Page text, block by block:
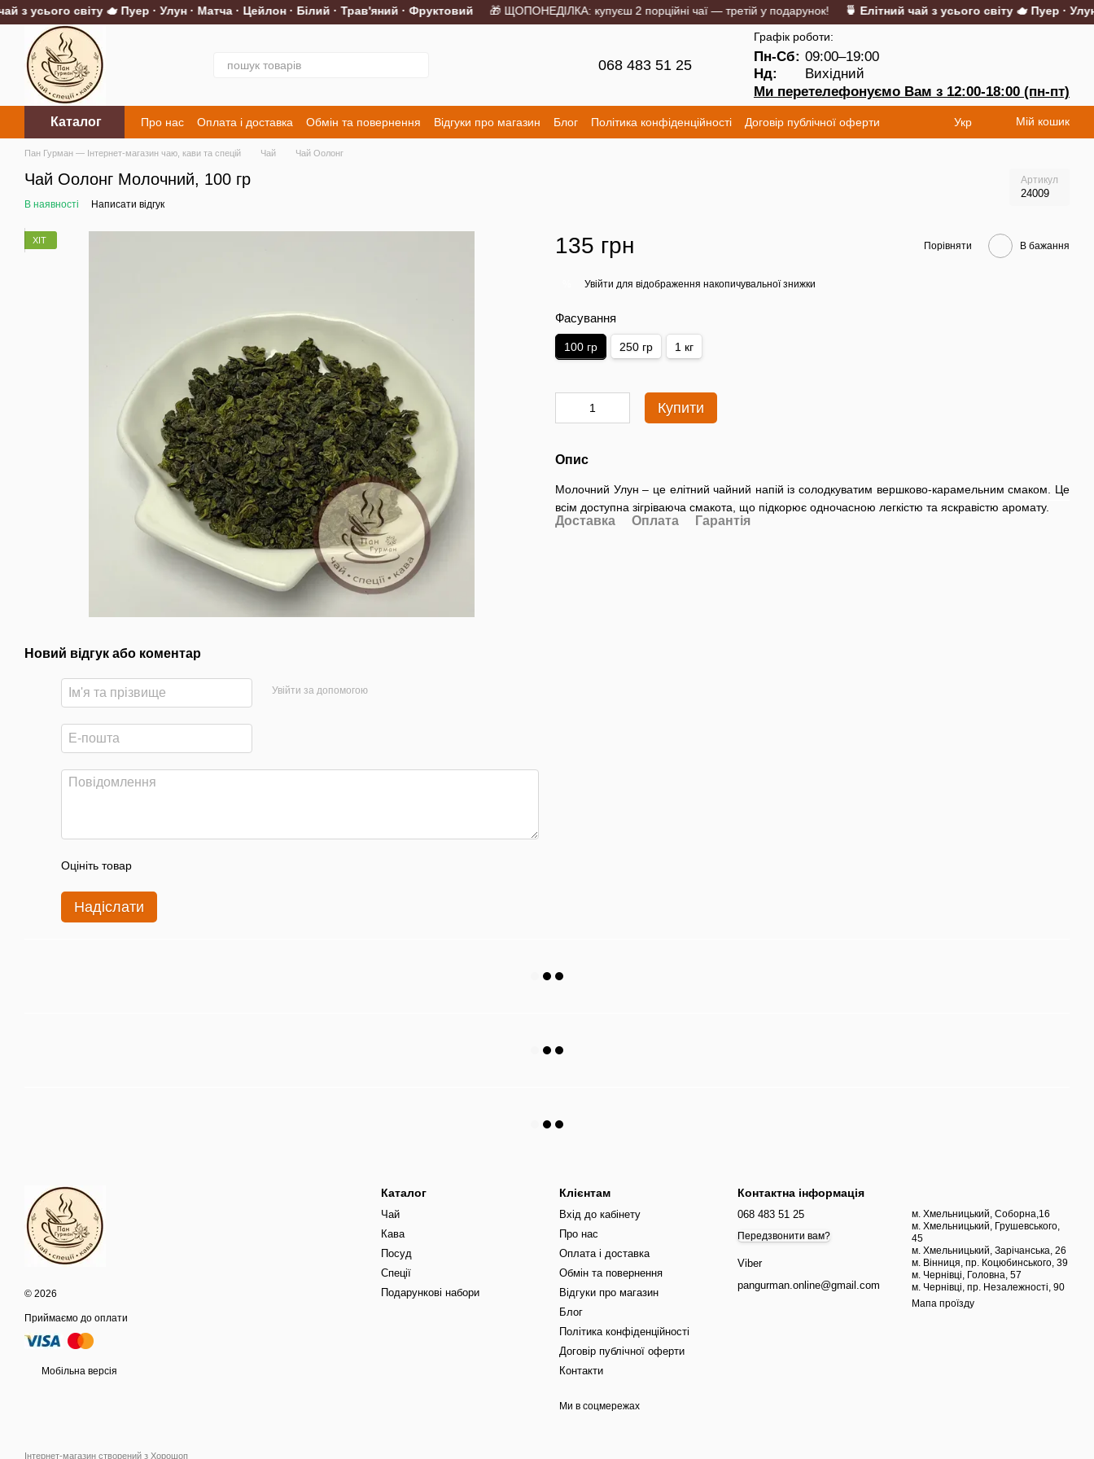
Перейти до основного контенту
усього світу 🫖 Пуер · Улун · Матча · Цейлон · Білий · Трав'яний · Фруктовий🎁 ЩОПОНЕДІЛКА: купуєш 2 порційні чаї — третій у подарунок!🍵 Елітний чай з усього світу 🫖 Пуер · Улун
068 483 51 25
Графік роботи:
Пн-Сб: 09:00–19:00
Нд:
Вихідний
Ми перетелефонуємо Вам з 12:00-18:00 (пн-пт)
Каталог Про нас Оплата і доставка Обмін та повернення Відгуки про магазин Блог Політика конфіденційності
Договір публічної оферти
Контакти
Укр Мій кошик
Пан Гурман — Інтернет-магазин чаю, кави та спецій Чай Чай Оолонг
Чай Оолонг Молочний, 100 гр Артикул
24009
В наявності Написати відгук
ХІТ
Новий відгук або коментар
Увійти за допомогою
Оцініть товар
Надіслати
135 грн Порівняти В бажання
Увійти для відображення накопичувальної знижки
Фасування
100 гр 250 гр 1 кг
Купити
Опис
Молочний Улун – це елітний чайний напій із солодкуватим вершково-карамельним смаком. Це
всім доступна зігріваюча смакота, що підкорює одночасною легкістю та яскравістю аромату.
Доставка Оплата Гарантія
© 2026
Приймаємо до оплати
Мобільна версія
Інтернет-магазин створений з Хорошоп
Каталог
Чай
Кава
Посуд
Спеції
Подарункові набори
Клієнтам
Вхід до кабінету
Про нас
Оплата і доставка
Обмін та повернення
Відгуки про магазин
Блог
Політика конфіденційності
Договір публічної оферти
Контакти
Ми в соцмережах
Контактна інформація
068 483 51 25
Передзвонити вам?
Viber
pangurman.online@gmail.com
м. Хмельницький, Соборна,16
м. Хмельницький, Грушевського,
45
м. Хмельницький, Зарічанська, 26
м. Вінниця, пр. Коцюбинського, 39
м. Чернівці, Головна, 57
м. Чернівці, пр. Незалежності, 90
Мапа проїзду